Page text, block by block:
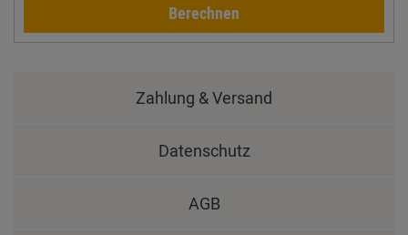
Berechnen
Zahlung & Versand
Datenschutz
AGB